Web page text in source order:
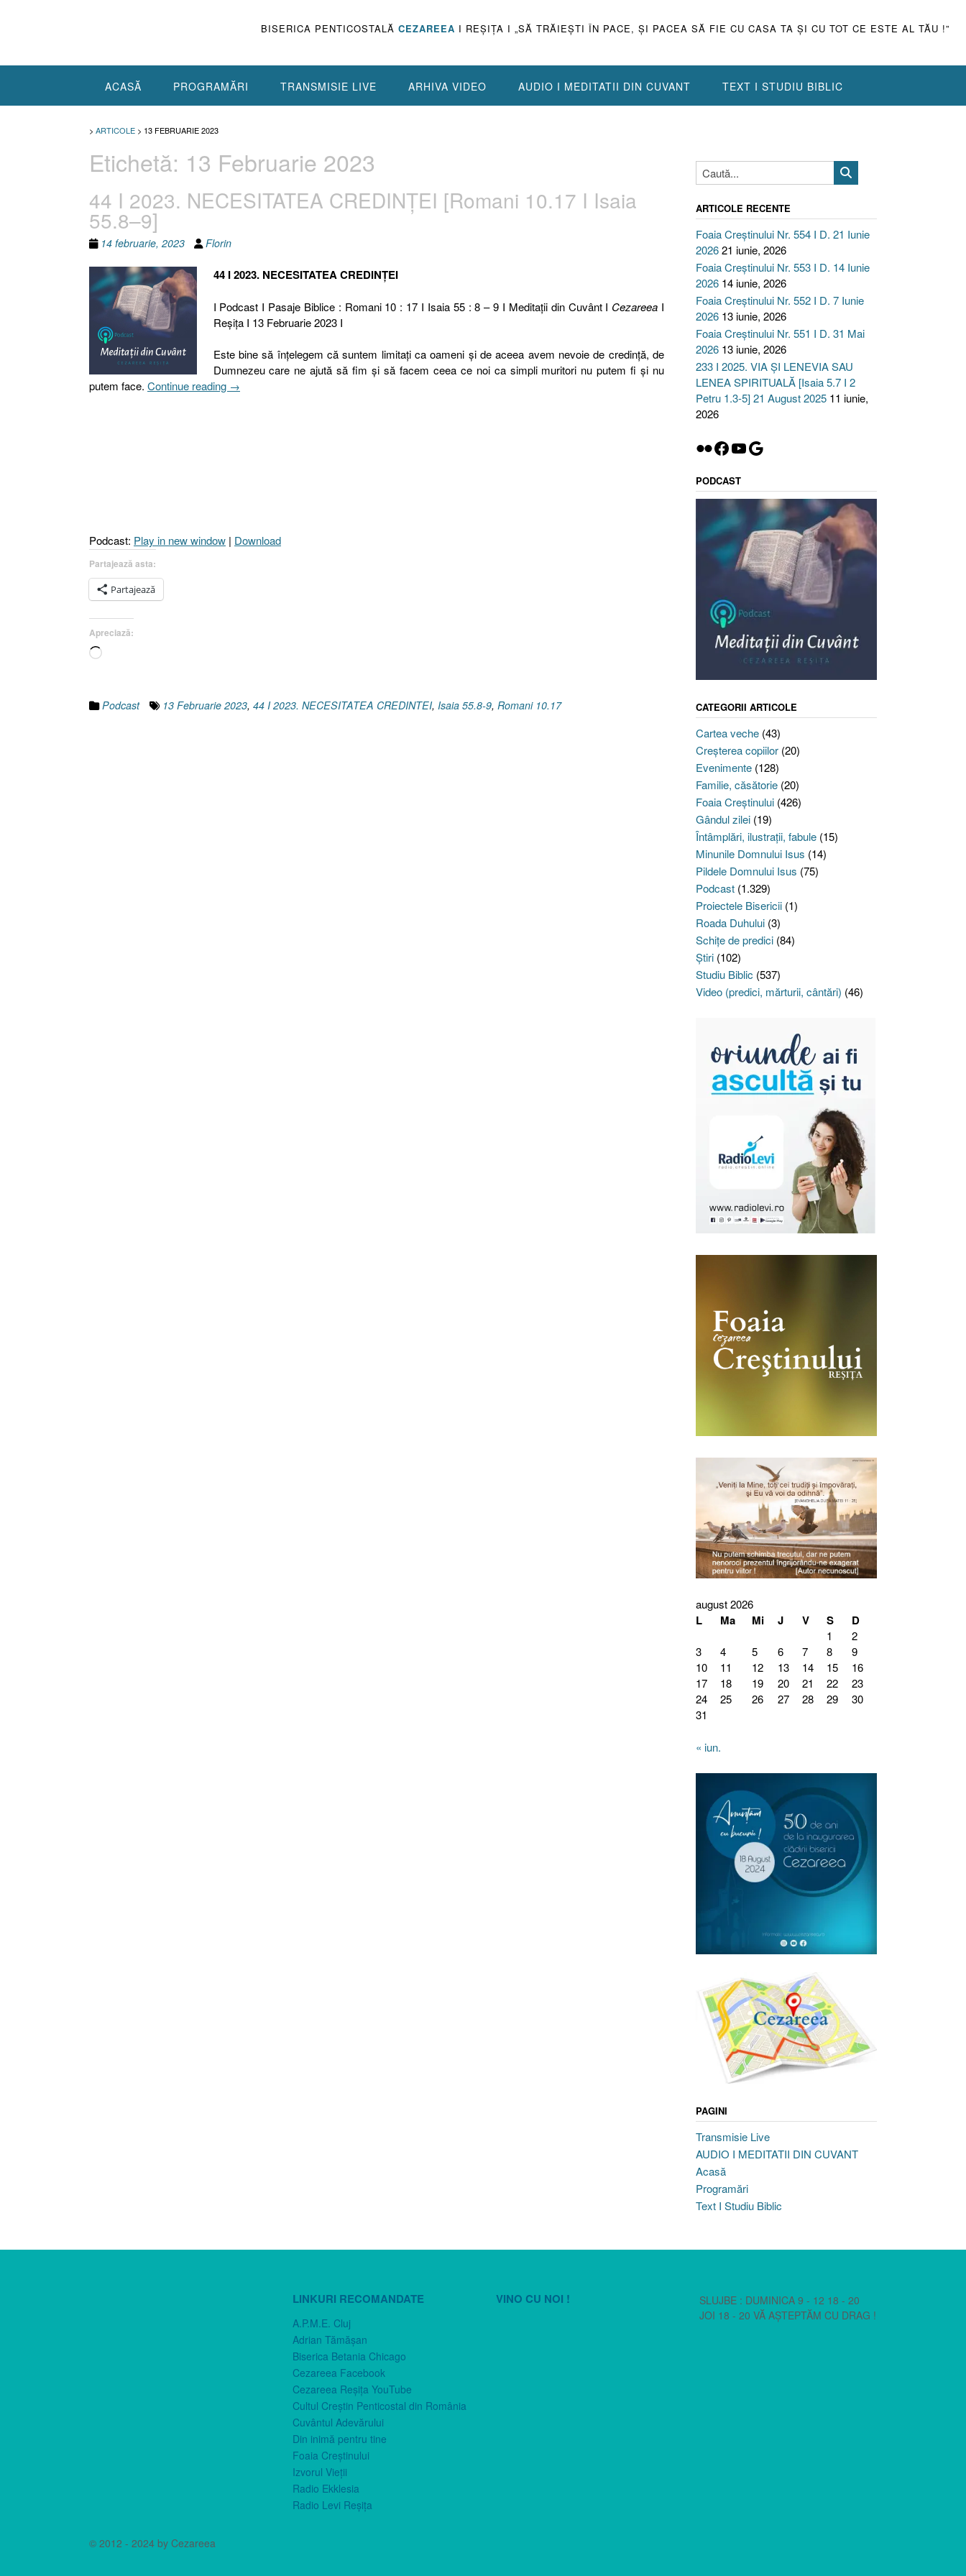
BISERICA PENTICOSTALĂ CEZAREEA I REŞIŢA I „SĂ TRĂIEŞTI ÎN PACE, ŞI PACEA SĂ FIE CU CASA TA ŞI CU TOT CE ESTE AL TĂU !”
ACASĂ PROGRAMĂRI TRANSMISIE LIVE ARHIVA VIDEO AUDIO I MEDITATII DIN CUVANT TEXT I STUDIU BIBLIC
> ARTICOLE > 13 FEBRUARIE 2023
Etichetă: 13 Februarie 2023
44 I 2023. NECESITATEA CREDINȚEI [Romani 10.17 I Isaia
55.8–9]
14 februarie, 2023 Florin
44 I 2023. NECESITATEA CREDINȚEI
I Podcast I Pasaje Biblice : Romani 10 : 17 I Isaia 55 : 8 – 9 I Meditaţii din Cuvânt I Cezareea I
Reşiţa I 13 Februarie 2023 I
Este bine să înțelegem că suntem limitați ca oameni și de aceea avem nevoie de credință, de
Dumnezeu care ne ajută să fim și să facem ceea ce noi ca simpli muritori nu putem fi și nu
putem face. Continue reading „44
9]”
→
Podcast: Play in new window | Download
Partajează asta:
Partajează
Apreciază:
Încarc...
Podcast 13 Februarie 2023, 44 I 2023. NECESITATEA CREDINTEI, Isaia 55.8-9, Romani 10.17
ARTICOLE RECENTE
Foaia Creștinului Nr. 554 I D. 21 Iunie
202621 iunie, 2026
Foaia Creștinului Nr. 553 I D. 14 Iunie
2026 14 iunie, 2026
Foaia Creștinului Nr. 552 I D. 7 Iunie
2026 13 iunie, 2026
Foaia Creștinului Nr. 551 I D. 31 Mai
2026 13 iunie, 2026
233 I 2025. VIA ȘI LENEVIA SAU
LENEA SPIRITUALĂ [Isaia 5.7 I 2
Petru 1.3-5] 21 August 2025 11 iunie,
2026
Flickr
Facebook
YouTube
Google
PODCAST
CATEGORII ARTICOLE
Cartea veche(43)
Creşterea copiilor(20)
Evenimente(128)
Familie, căsătorie(20)
Foaia Creştinului(426)
Gândul zilei(19)
Întâmplări, ilustraţii, fabule(15)
Minunile Domnului Isus (14)
Pildele Domnului Isus (75)
Podcast(1.329)
Proiectele Bisericii(1)
Roada Duhului(3)
Schiţe de predici(84)
Ştiri(102)
Studiu Biblic (537)
Video (predici, mărturii, cântări) (46)
august 2026
L Ma Mi J V S D
1
2
3
4 5 6 7 8
9
10
11 12 13 14 15
16
17
18 19 20 21 22
23
24
25 26 27 28 29
30
31
« iun.
PAGINI
Transmisie Live
AUDIO I MEDITATII DIN CUVANT
Acasă
Programări
Text I Studiu Biblic
LINKURI RECOMANDATE
A.P.M.E. Cluj
Adrian Tămăşan
Biserica Betania Chicago
Cezareea Facebook
Cezareea Reşiţa YouTube
Cultul Creştin Penticostal din România
Cuvântul Adevărului
Din inimă pentru tine
Foaia Creştinului
Izvorul Vieţii
Radio Ekklesia
Radio Levi Reşiţa
VINO CU NOI !
SLUJBE : DUMINICA 9 - 12 18 - 20
JOI 18 - 20 VĂ AȘTEPTĂM CU DRAG !
© 2012 - 2024 by Cezareea